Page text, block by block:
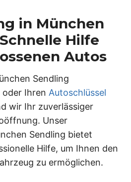
in München
Hilfe
Autos
Sendling
Ihren Autoschlüssel
wir Ihr zuverlässiger
Unser
Sendling bietet
Hilfe, um Ihnen den
zu ermöglichen.